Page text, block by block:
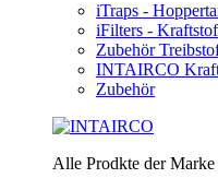
iTraps -
iFilters -
Zubehör
INTAIRCO
Zubehör
Alle Prodkte der